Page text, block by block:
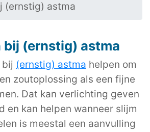
(ernstig) astma
bij (ernstig) astma
bij (ernstig) astma helpen om
zoutoplossing als een fijne
Dat kan verlichting geven
en kan helpen wanneer slijm
is meestal een aanvulling